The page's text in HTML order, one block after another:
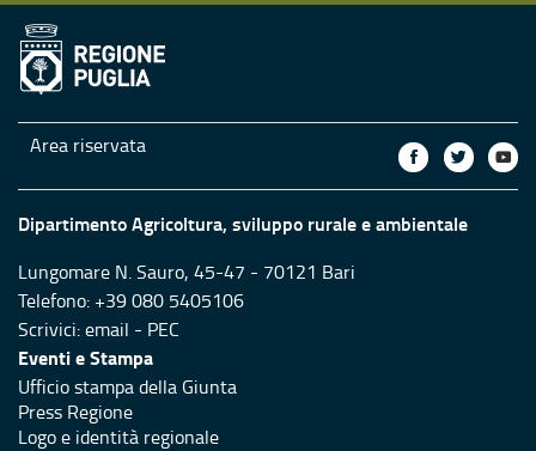
Area riservata
Dipartimento Agricoltura, sviluppo rurale e ambientale
Lungomare N. Sauro, 45-47 - 70121 Bari
Telefono: +39 080 5405106
Scrivici:email - PEC
Eventi e Stampa
Ufficio stampa della Giunta
Press Regione
Logo e identità regionale